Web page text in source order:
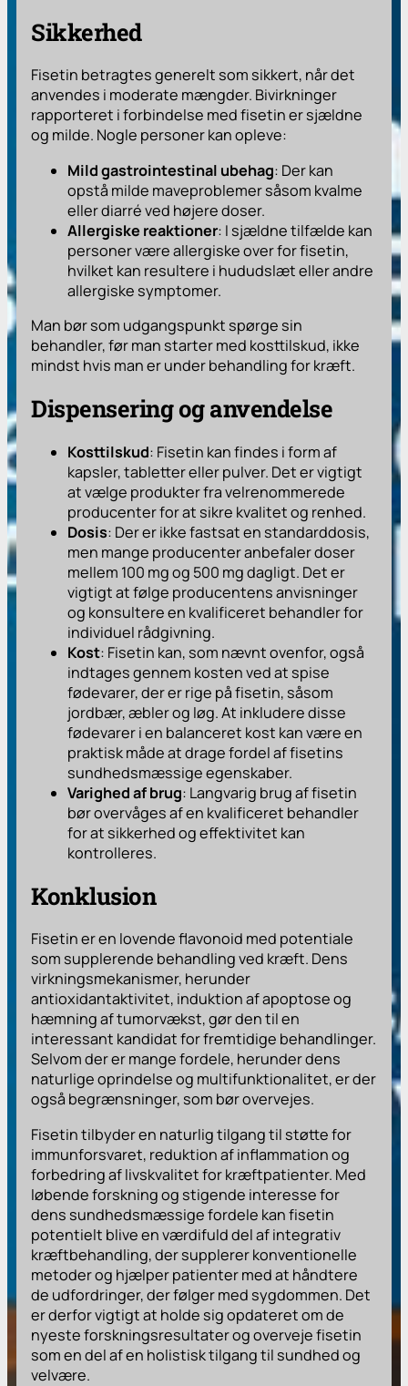
Sikkerhed
Fisetin betragtes generelt som sikkert, når det
anvendes i moderate mængder. Bivirkninger
rapporteret i forbindelse med fisetin er sjældne
og milde. Nogle personer kan opleve:
Mild gastrointestinal ubehag: Der kan
opstå milde maveproblemer såsom kvalme
eller diarré ved højere doser.
Allergiske reaktioner: I sjældne tilfælde kan
personer være allergiske over for fisetin,
hvilket kan resultere i hududslæt eller andre
allergiske symptomer.
Man bør som udgangspunkt spørge sin
behandler, før man starter med kosttilskud, ikke
mindst hvis man er under behandling for kræft.
Dispensering og anvendelse
Kosttilskud: Fisetin kan findes i form af
kapsler, tabletter eller pulver. Det er vigtigt
at vælge produkter fra velrenommerede
producenter for at sikre kvalitet og renhed.
Dosis: Der er ikke fastsat en standarddosis,
men mange producenter anbefaler doser
mellem 100 mg og 500 mg dagligt. Det er
vigtigt at følge producentens anvisninger
og konsultere en kvalificeret behandler for
individuel rådgivning.
Kost: Fisetin kan, som nævnt ovenfor, også
indtages gennem kosten ved at spise
fødevarer, der er rige på fisetin, såsom
jordbær, æbler og løg. At inkludere disse
fødevarer i en balanceret kost kan være en
praktisk måde at drage fordel af fisetins
sundhedsmæssige egenskaber.
Varighed af brug: Langvarig brug af fisetin
bør overvåges af en kvalificeret behandler
for at sikkerhed og effektivitet kan
kontrolleres.
Konklusion
Fisetin er en lovende flavonoid med potentiale
som supplerende behandling ved kræft. Dens
virkningsmekanismer, herunder
antioxidantaktivitet, induktion af apoptose og
hæmning af tumorvækst, gør den til en
interessant kandidat for fremtidige behandlinger.
Selvom der er mange fordele, herunder dens
naturlige oprindelse og multifunktionalitet, er der
også begrænsninger, som bør overvejes.
Fisetin tilbyder en naturlig tilgang til støtte for
immunforsvaret, reduktion af inflammation og
forbedring af livskvalitet for kræftpatienter. Med
løbende forskning og stigende interesse for
dens sundhedsmæssige fordele kan fisetin
potentielt blive en værdifuld del af integrativ
kræftbehandling, der supplerer konventionelle
metoder og hjælper patienter med at håndtere
de udfordringer, der følger med sygdommen. Det
er derfor vigtigt at holde sig opdateret om de
nyeste forskningsresultater og overveje fisetin
som en del af en holistisk tilgang til sundhed og
velvære.